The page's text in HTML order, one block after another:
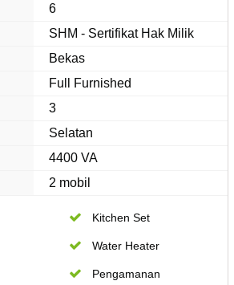
6
SHM - Sertifikat Hak Milik
Bekas
Full Furnished
3
Selatan
4400 VA
2 mobil
Kitchen Set
Water Heater
Pengamanan